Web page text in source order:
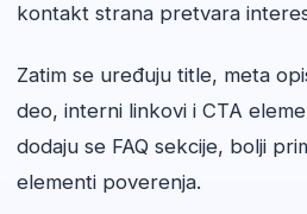
kontakt strana pretvara
Zatim se uređuju title, meta
deo, interni linkovi i CTA
dodaju se FAQ sekcije, bolji
elementi poverenja.